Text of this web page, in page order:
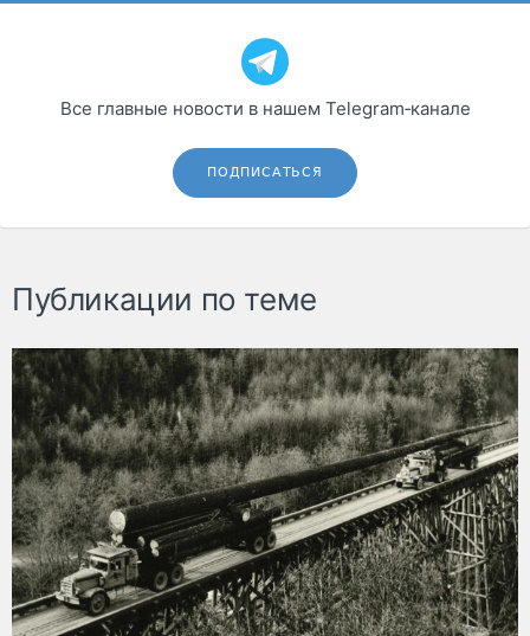
Все главные новости в нашем Telegram‑канале
ПОДПИСАТЬСЯ
Публикации по теме